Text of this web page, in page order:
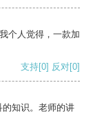
个人觉得，一款加
支持[0] 反对[0]
知识。老师的讲